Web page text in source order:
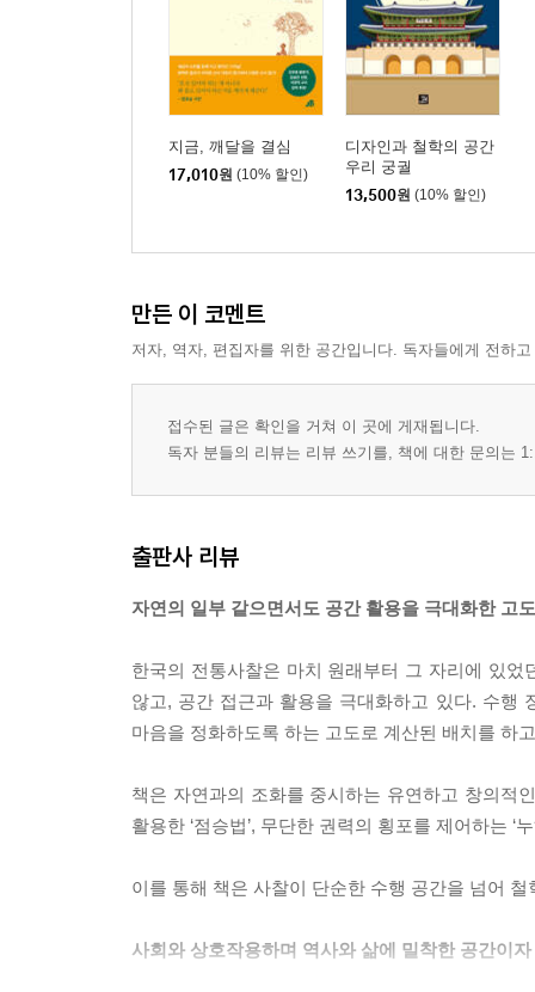
지금, 깨달을 결심
17,010원 (10% 할인)
디자인과 철학의 공간
우리 궁궐
13,500원 (10% 할인)
만든 이 코멘트
저자, 역자, 편집자를 위한 공간입니다. 독자들에게 전하
접수된 글은 확인을 거쳐 이 곳에 게재됩니다.
독자 분들의 리뷰는 리뷰 쓰기를, 책에 대한 문의는
출판사 리뷰
자연의 일부 같으면서도 공간 활용을 극대화한 고
한국의 전통사찰은 마치 원래부터 그 자리에 있
않고, 공간 접근과 활용을 극대화하고 있다. 수행
마음을 정화하도록 하는 고도로 계산된 배치를 하
책은 자연과의 조화를 중시하는 유연하고 창의적
활용한 ‘점승법’, 무단한 권력의 횡포를 제어하는
이를 통해 책은 사찰이 단순한 수행 공간을 넘어
사회와 상호작용하며 역사와 삶에 밀착한 공간이